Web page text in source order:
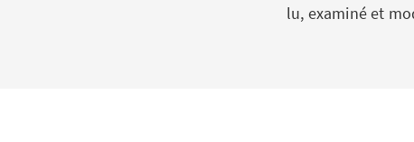
lu, examiné et